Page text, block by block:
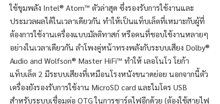
ใช้ขุมพลัง Intel® Atom™ ตัวล่าสุด ซึ่งรองรับการใช้งานและ
ประมวลผลได้ในเวลาเดียวกัน ทำให้เป็นแท็บเล็ตที่เหมาะกับผู้ที่
ต้องการใช้งานเครื่องแบบมัลติทาสก์ หรือคนที่ชอบใช้งานหลายๆ
อย่างในเวลาเดียวกัน ลำโพงคู่หน้าทรงพลังกับระบบเสียง Dolby®
Audio and Wolfson® Master HiFi™ ทำให้ เลอโนโว โยก้า
แท็บเล็ต 2 มีระบบเสียงที่เหมือนโรงหนังขนาดย่อย นอกจากนี้ตัว
เครื่องยังรองรับการใช้งาน MicroSD card และไมโคร USB
สำหรับระบบเชื่อมต่อ OTG ในการชาร์ตไฟอีกด้วย (ต้องใช้สายไฟ